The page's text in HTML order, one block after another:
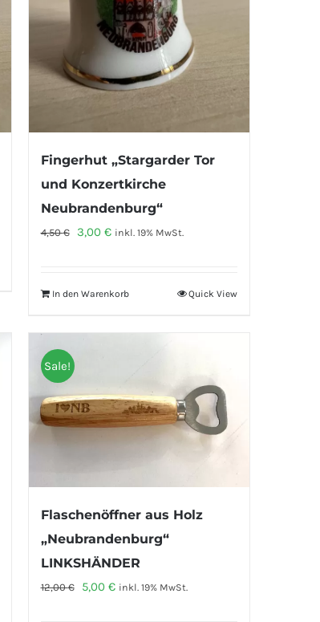
Fingerhut „Stargarder Tor
und Konzertkirche
Neubrandenburg“
4,50€
Ursprünglicher
4,50 €
3,00 €Aktueller
3,00 €.
inkl. 19% MwSt.
In den Warenkorb Quick View
Sale!
Flaschenöffner aus Holz
„Neubrandenburg“
LINKSHÄNDER
12,00€
Ursprünglicher
5,00 €Aktueller
inkl. 19% MwSt.